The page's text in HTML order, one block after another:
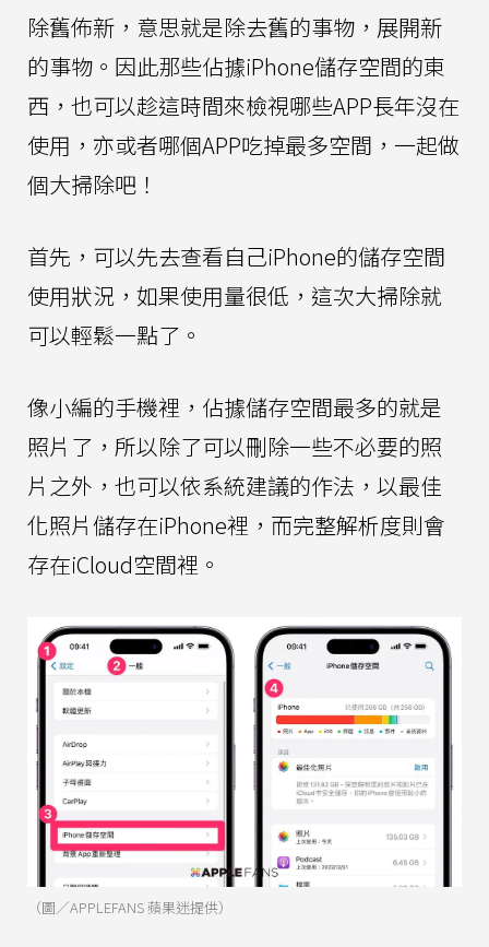
除舊佈新，意思就是除去舊的事物，展開新
的事物。因此那些佔據iPhone儲存空間的東
西，也可以趁這時間來檢視哪些APP長年沒在
使用，亦或者哪個APP吃掉最多空間，一起做
個大掃除吧！
首先，可以先去查看自己iPhone的儲存空間
使用狀況，如果使用量很低，這次大掃除就
可以輕鬆一點了。
像小編的手機裡，佔據儲存空間最多的就是
照片了，所以除了可以刪除一些不必要的照
片之外，也可以依系統建議的作法，以最佳
化照片儲存在iPhone裡，而完整解析度則會
存在iCloud空間裡。
（圖／APPLEFANS 蘋果迷提供）